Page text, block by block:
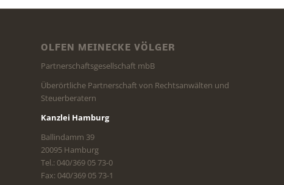
OLFEN MEINECKE VÖLGER
Partnerschaftsgesellschaft mbB
Überörtliche Partnerschaft von Rechtsanwälten und
Steuerberatern
Kanzlei Hamburg
Ballindamm 39
20095 Hamburg
Tel.: 040/369 05 73-0
Fax: 040/369 05 73-1